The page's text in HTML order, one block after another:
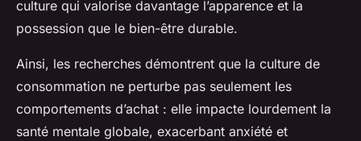
culture qui valorise davantage l’apparence et la
possession que le bien-être durable.
Ainsi, les recherches démontrent que la culture de
consommation ne perturbe pas seulement les
comportements d’achat : elle impacte lourdement la
santé mentale globale, exacerbant anxiété et